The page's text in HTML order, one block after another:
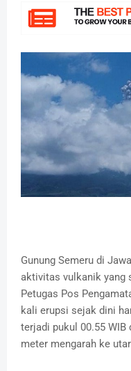
Gunung Semeru di
aktivitas vulkanik yang
Petugas Pos
kali erupsi sejak dini
terjadi pukul 00.55
meter mengarah ke